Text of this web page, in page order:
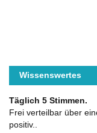
Wissenswertes
Täglich 5 Stimmen.
Frei verteilbar über
positiv..